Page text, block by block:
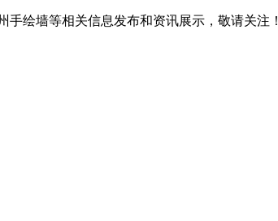
手绘墙等相关信息发布和资讯展示，敬请关注！